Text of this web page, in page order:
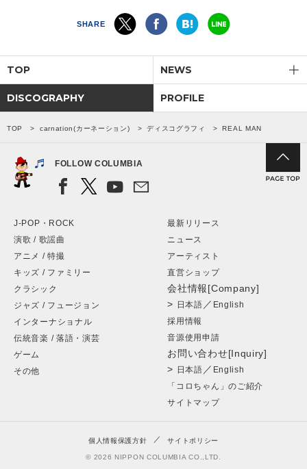
SHARE
TOP NEWS
DISCOGRAPHY PROFILE
TOP carnation(カーネーション) ディスコグラフィ REAL MAN
FOLLOW COLUMBIA
J-POP・ROCK
演歌 / 歌謡曲
アニメ / 特撮
キッズ / ファミリー
クラシック
ジャズ / フュージョン
インターナショナル
伝統音楽 / 落語・演芸
ゲーム
その他
最新リリース
ニュース
アーティスト
直営ショップ
会社情報[Company]
> 日本語 ／ English
採用情報
音源使用申請
お問い合わせ[Inquiry]
> 日本語 ／ English
「コロちゃん」のご紹介
サイトマップ
個人情報保護方針 サイトポリシー
© 2026 NIPPON COLUMBIA CO.,LTD.